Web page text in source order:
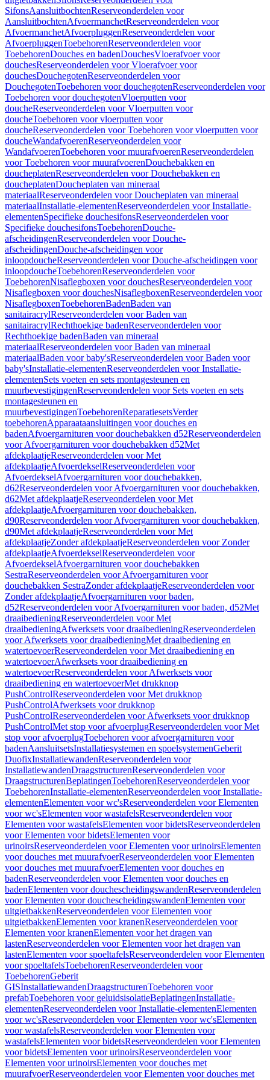
SifonsAansluitbochtenReserveonderdelen voor
AansluitbochtenAfvoermanchetReserveonderdelen voor
AfvoermanchetAfvoerpluggenReserveonderdelen voor
AfvoerpluggenToebehorenReserveonderdelen voor
ToebehorenDouches en badenDouchesVloerafvoer voor
douchesReserveonderdelen voor Vloerafvoer voor
douchesDouchegotenReserveonderdelen voor
DouchegotenToebehoren voor douchegotenReserveonderdelen voor
Toebehoren voor douchegotenVloerputten voor
doucheReserveonderdelen voor Vloerputten voor
doucheToebehoren voor vloerputten voor
doucheReserveonderdelen voor Toebehoren voor vloerputten voor
doucheWandafvoerenReserveonderdelen voor
WandafvoerenToebehoren voor muurafvoerenReserveonderdelen
voor Toebehoren voor muurafvoerenDouchebakken en
doucheplatenReserveonderdelen voor Douchebakken en
doucheplatenDoucheplaten van mineraal
materiaalReserveonderdelen voor Doucheplaten van mineraal
materiaalInstallatie-elementenReserveonderdelen voor Installatie-
elementenSpecifieke douchesifonsReserveonderdelen voor
Specifieke douchesifonsToebehorenDouche-
afscheidingenReserveonderdelen voor Douche-
afscheidingenDouche-afscheidingen voor
inloopdoucheReserveonderdelen voor Douche-afscheidingen voor
inloopdoucheToebehorenReserveonderdelen voor
ToebehorenNisaflegboxen voor douchesReserveonderdelen voor
Nisaflegboxen voor douchesNisaflegboxenReserveonderdelen voor
NisaflegboxenToebehorenBadenBaden van
sanitairacrylReserveonderdelen voor Baden van
sanitairacrylRechthoekige badenReserveonderdelen voor
Rechthoekige badenBaden van mineraal
materiaalReserveonderdelen voor Baden van mineraal
materiaalBaden voor baby'sReserveonderdelen voor Baden voor
baby'sInstallatie-elementenReserveonderdelen voor Installatie-
elementenSets voeten en sets montagesteunen en
muurbevestigingenReserveonderdelen voor Sets voeten en sets
montagesteunen en
muurbevestigingenToebehorenReparatiesetsVerder
toebehorenApparaataansluitingen voor douches en
badenAfvoergarnituren voor douchebakken d52Reserveonderdelen
voor Afvoergarnituren voor douchebakken d52Met
afdekplaatjeReserveonderdelen voor Met
afdekplaatjeAfvoerdekselReserveonderdelen voor
AfvoerdekselAfvoergarnituren voor douchebakken,
d62Reserveonderdelen voor Afvoergarnituren voor douchebakken,
d62Met afdekplaatjeReserveonderdelen voor Met
afdekplaatjeAfvoergarnituren voor douchebakken,
d90Reserveonderdelen voor Afvoergarnituren voor douchebakken,
d90Met afdekplaatjeReserveonderdelen voor Met
afdekplaatjeZonder afdekplaatjeReserveonderdelen voor Zonder
afdekplaatjeAfvoerdekselReserveonderdelen voor
AfvoerdekselAfvoergarnituren voor douchebakken
SestraReserveonderdelen voor Afvoergarnituren voor
douchebakken SestraZonder afdekplaatjeReserveonderdelen voor
Zonder afdekplaatjeAfvoergarnituren voor baden,
d52Reserveonderdelen voor Afvoergarnituren voor baden, d52Met
draaibedieningReserveonderdelen voor Met
draaibedieningAfwerksets voor draaibedieningReserveonderdelen
voor Afwerksets voor draaibedieningMet draaibediening en
watertoevoerReserveonderdelen voor Met draaibediening en
watertoevoerAfwerksets voor draaibediening en
watertoevoerReserveonderdelen voor Afwerksets voor
draaibediening en watertoevoerMet drukknop
PushControlReserveonderdelen voor Met drukknop
PushControlAfwerksets voor drukknop
PushControlReserveonderdelen voor Afwerksets voor drukknop
PushControlMet stop voor afvoerplugReserveonderdelen voor Met
stop voor afvoerplugToebehoren voor afvoergarnituren voor
badenAansluitsetsInstallatiesystemen en spoelsystemenGeberit
DuofixInstallatiewandenReserveonderdelen voor
InstallatiewandenDraagstructurenReserveonderdelen voor
DraagstructurenBeplatingenToebehorenReserveonderdelen voor
ToebehorenInstallatie-elementenReserveonderdelen voor Installatie-
elementenElementen voor wc'sReserveonderdelen voor Elementen
voor wc'sElementen voor wastafelsReserveonderdelen voor
Elementen voor wastafelsElementen voor bidetsReserveonderdelen
voor Elementen voor bidetsElementen voor
urinoirsReserveonderdelen voor Elementen voor urinoirsElementen
voor douches met muurafvoerReserveonderdelen voor Elementen
voor douches met muurafvoerElementen voor douches en
badenReserveonderdelen voor Elementen voor douches en
badenElementen voor douchescheidingswandenReserveonderdelen
voor Elementen voor douchescheidingswandenElementen voor
uitgietbakkenReserveonderdelen voor Elementen voor
uitgietbakkenElementen voor kranenReserveonderdelen voor
Elementen voor kranenElementen voor het dragen van
lastenReserveonderdelen voor Elementen voor het dragen van
lastenElementen voor spoeltafelsReserveonderdelen voor Elementen
voor spoeltafelsToebehorenReserveonderdelen voor
ToebehorenGeberit
GISInstallatiewandenDraagstructurenToebehoren voor
prefabToebehoren voor geluidsisolatieBeplatingenInstallatie-
elementenReserveonderdelen voor Installatie-elementenElementen
voor wc'sReserveonderdelen voor Elementen voor wc'sElementen
voor wastafelsReserveonderdelen voor Elementen voor
wastafelsElementen voor bidetsReserveonderdelen voor Elementen
voor bidetsElementen voor urinoirsReserveonderdelen voor
Elementen voor urinoirsElementen voor douches met
muurafvoerReserveonderdelen voor Elementen voor douches met